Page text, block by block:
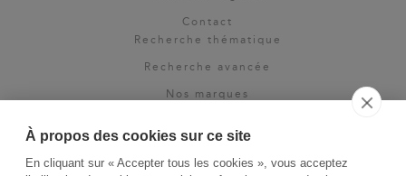
À propos des cookies sur ce site
En cliquant sur « Accepter tous les cookies », vous acceptez
Contact
Recherche thématique
Recherche avancée
Nos marques
Espace pro
Newsletter